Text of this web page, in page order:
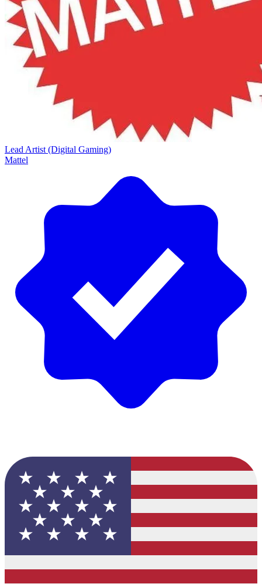
Lead Artist (Digital Gaming)
Mattel